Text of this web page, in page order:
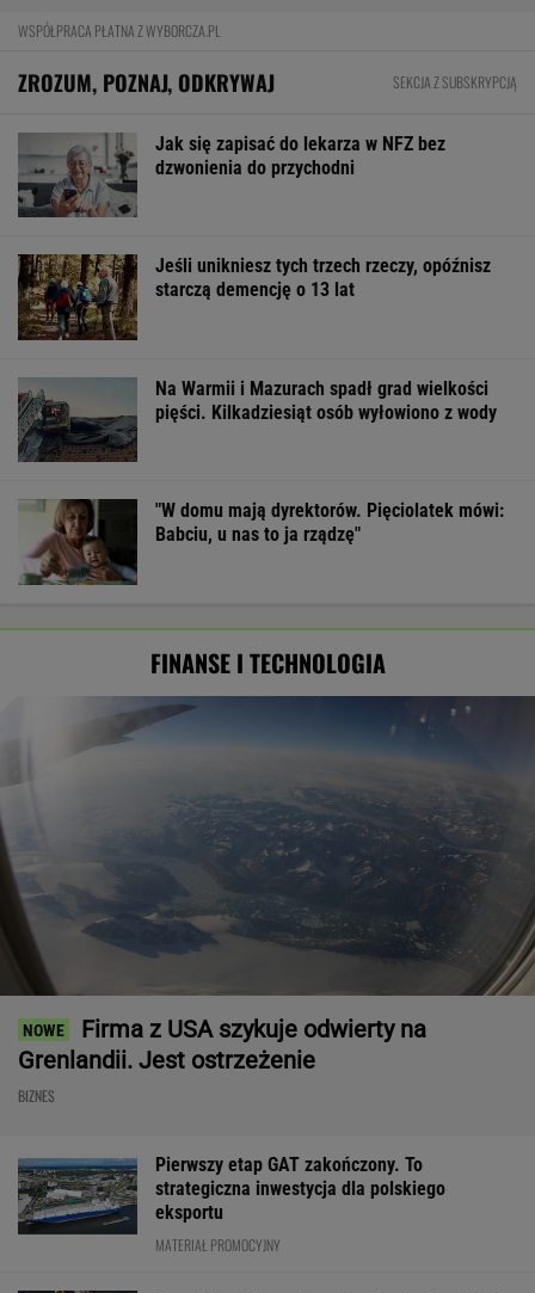
WSPÓŁPRACA PŁATNA Z WYBORCZA.PL
ZROZUM, POZNAJ, ODKRYWAJ SEKCJA Z SUBSKRYPCJĄ
Jak się zapisać do lekarza w NFZ bez
dzwonienia do przychodni
Jeśli unikniesz tych trzech rzeczy, opóźnisz
starczą demencję o 13 lat
Na Warmii i Mazurach spadł grad wielkości
pięści. Kilkadziesiąt osób wyłowiono z wody
"W domu mają dyrektorów. Pięciolatek mówi:
Babciu, u nas to ja rządzę"
FINANSE I TECHNOLOGIA
Firma z USA szykuje odwierty na
Grenlandii. Jest ostrzeżenie
BIZNES
Pierwszy etap GAT zakończony. To
strategiczna inwestycja dla polskiego
eksportu
MATERIAŁ PROMOCYJNY